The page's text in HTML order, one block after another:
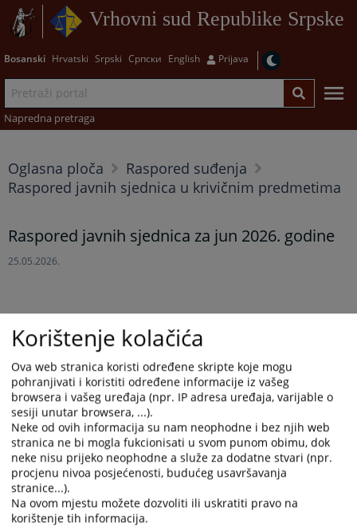
Vrhovni sud Republike Srpske
Bosanski Hrvatski Srpski Српски English Prijava
Napredna pretraga
Oglasna ploča
Raspored suđenja
Raspored javnih sjednica u krivičnim predmetima
Raspored javnih sjednica za jun 2026. godine
25.05.2026.
Prikazana vijest je na: Srpski jezik
Prateći dokumenti
Raspored javnih sjednica za jun 2026. godine
295
Korištenje kolačića
Ova web stranica koristi određene skripte koje mogu
pohranjivati i koristiti određene informacije iz vašeg
browsera i vašeg uređaja (npr. IP adresa uređaja, varijable o
sesiji unutar browsera, ...).
Neke od ovih informacija su nam neophodne i bez njih web
stranica ne bi mogla fukcionisati u svom punom obimu, dok
neke nisu prijeko neophodne a služe za dodatne stvari (npr.
procjenu nivoa posjećenosti, budućeg usavršavanja
stranice...).
Na ovom mjestu možete dozvoliti ili uskratiti pravo na
korištenje tih informacija.